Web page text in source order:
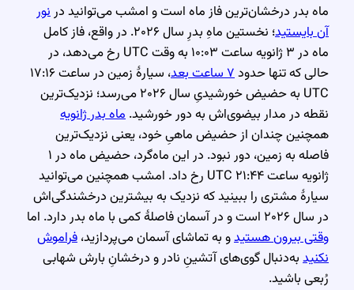
ماه بدر درخشان‌ترین فاز ماه است و امشب می‌توانید درنور
آن بایستید
؛ نخستین ماهِ بدرِ سال ۲۰۲۶. در واقع، فاز کامل
ماه در ۳ ژانویه ساعت ۱۰:۰۳ به وقت UTC رخ می‌دهد، در
حالی که تنها حدود۷ ساعت بعد
، سیارهٔ زمین در ساعت ۱۷:۱۶
UTC به حضیض خورشیدیِ سال ۲۰۲۶ می‌رسد؛ نزدیک‌ترین
نقطه در مدار بیضوی‌اش به دور خورشید.ماه بدر ژانویه
همچنین چندان از حضیض ماهیِ خود، یعنی نزدیک‌ترین
فاصله به زمین، دور نبود. در این ماه‌گرد، حضیض ماه در ۱
ژانویه ساعت ۲۱:۴۴ UTC رخ داد. امشب همچنین می‌توانید
سیارهٔ مشتری را ببینید که نزدیک به بیشترین درخشندگی‌اش
در سال ۲۰۲۶ است و در آسمان فاصلهٔ کمی با ماه بدر دارد. اما
وقتی بیرون هستیدو به تماشای آسمان می‌پردازید،فراموش
نکنیدبه‌دنبال گوی‌های آتشینِ نادر و درخشانِ بارش شهابی
رُبعی باشید.